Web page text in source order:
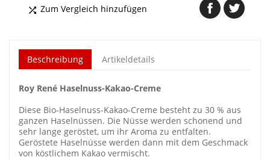
 Zum Vergleich hinzufügen
Beschreibung Artikeldetails
Roy René Haselnuss-Kakao-Creme
Diese Bio-Haselnuss-Kakao-Creme besteht zu 30 % aus
ganzen Haselnüssen. Die Nüsse werden schonend und
sehr lange geröstet, um ihr Aroma zu entfalten.
Geröstete Haselnüsse werden dann mit dem Geschmack
von köstlichem Kakao vermischt.